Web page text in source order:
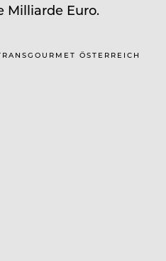
Milliarde Euro.
ÖSTERREICH